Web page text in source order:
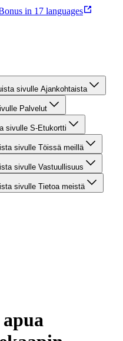
in 17 languages
sivulle Ajankohtaista
Palvelut
sivulle S-Etukortti
sivulle Töissä meillä
sivulle Vastuullisuus
sivulle Tietoa meistä